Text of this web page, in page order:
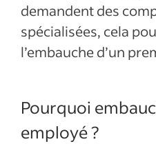
demandent des
spécialisées, cela
l’embauche d’un
Pourquoi
employé ?